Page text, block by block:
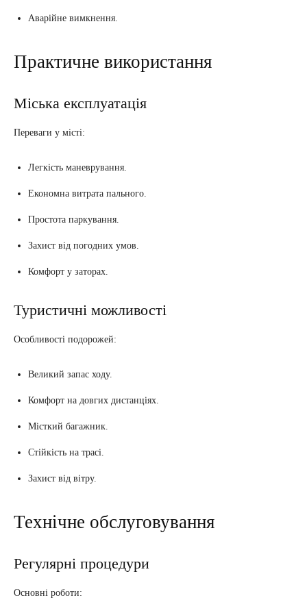
Аварійне вимкнення.
Практичне використання
Міська експлуатація
Переваги у місті:
Легкість маневрування.
Економна витрата пального.
Простота паркування.
Захист від погодних умов.
Комфорт у заторах.
Туристичні можливості
Особливості подорожей:
Великий запас ходу.
Комфорт на довгих дистанціях.
Місткий багажник.
Стійкість на трасі.
Захист від вітру.
Технічне обслуговування
Регулярні процедури
Основні роботи: